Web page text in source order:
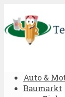
Auto &
Baumarkt